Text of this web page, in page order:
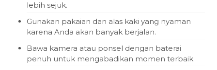
lebih sejuk.
Gunakan pakaian dan alas kaki yang nyaman
karena Anda akan banyak berjalan.
Bawa kamera atau ponsel dengan baterai
penuh untuk mengabadikan momen terbaik.